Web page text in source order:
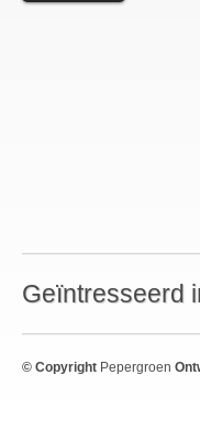
Geïntresseerd
© Copyright Pepergroen